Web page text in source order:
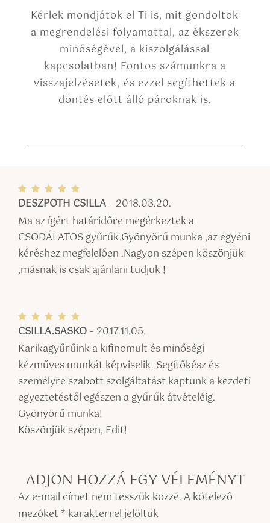
Kérlek mondjátok el Ti is, mit gondoltok
a megrendelési folyamattal, az ékszerek
minőségével, a kiszolgálással
kapcsolatban! Fontos számunkra a
visszajelzésetek, és ezzel segíthettek a
döntés előtt álló pároknak is.
Értékel
és:5
/ 5
DESZPOTH CSILLA– 2018.03.20.
Ma az ígért határidőre megérkeztek a
CSODÁLATOS gyűrűk.Gyönyörű munka ,az egyéni
kéréshez megfelelően .Nagyon szépen köszönjük
,másnak is csak ajánlani tudjuk !
Értékel
és:5
/ 5
CSILLA.SASKO– 2017.11.05.
Karikagyűrűink a kifinomult és minőségi
kézműves munkát képviselik. Segítőkész és
személyre szabott szolgáltatást kaptunk a kezdeti
egyeztetéstől egészen a gyűrűk átvételéig.
Gyönyörű munka!
Köszönjük szépen, Edit!
ADJON HOZZÁ EGY VÉLEMÉNYT
Az e-mail címet nem tesszük közzé.A kötelező
mezőket * karakterrel jelöltük